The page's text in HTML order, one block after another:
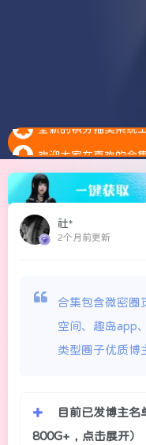
社*
2个月前更新
合集包含微密圈
空间、趣岛app
类型圈子优质博
目前已发博主名
800G+，点击展开）